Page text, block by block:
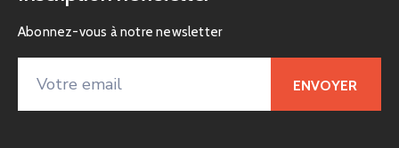
Abonnez-vous à notre newsletter